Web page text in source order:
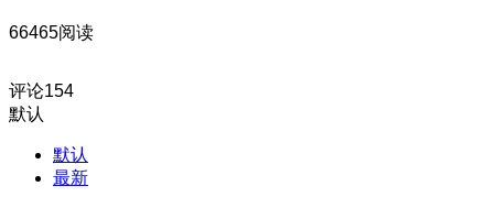
66465阅读
评论154
默认
默认
最新